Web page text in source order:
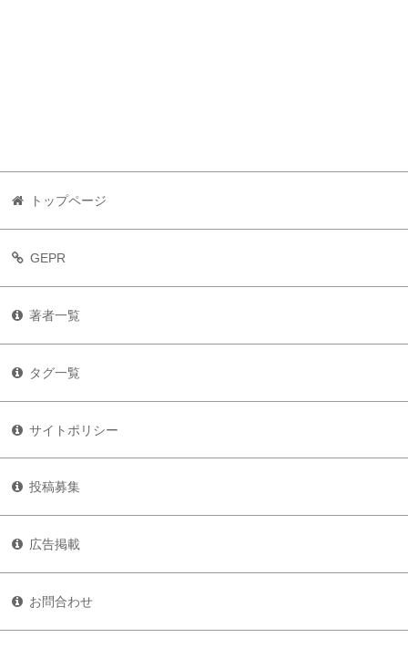
トップページ
GEPR
著者一覧
タグ一覧
サイトポリシー
投稿募集
広告掲載
お問合わせ